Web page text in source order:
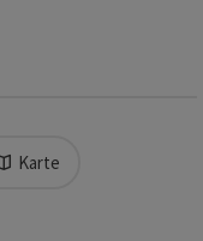
in der Liste
Karte